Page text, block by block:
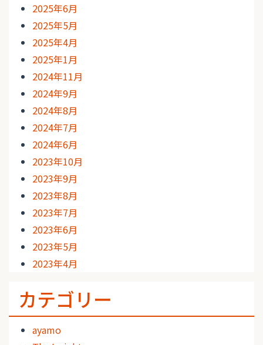
2025年6月
2025年5月
2025年4月
2025年1月
2024年11月
2024年9月
2024年8月
2024年7月
2024年6月
2023年10月
2023年9月
2023年8月
2023年7月
2023年6月
2023年5月
2023年4月
カテゴリー
ayamo